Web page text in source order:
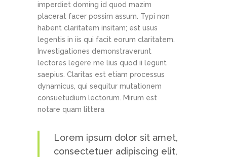
imperdiet doming id quod mazim
placerat facer possim assum. Typi non
habent claritatem insitam; est usus
legentis in iis qui facit eorum claritatem.
Investigationes demonstraverunt
lectores legere me lius quod ii legunt
saepius. Claritas est etiam processus
dynamicus, qui sequitur mutationem
consuetudium lectorum. Mirum est
notare quam littera
Lorem ipsum dolor sit amet,
consectetuer adipiscing elit,